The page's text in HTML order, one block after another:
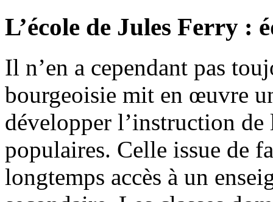
L’école de Jules Ferry :
Il n’en a cependant pas
bourgeoisie mit en œuvre
développer l’instruction de
populaires. Celle issue de
longtemps accès à un